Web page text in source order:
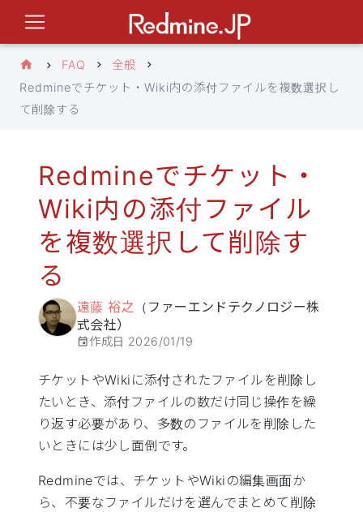
FAQ
全般
Redmineでチケット・Wiki内の添付ファイルを複数選択し
て削除する
Redmineでチケット・
Wiki内の添付ファイル
を複数選択して削除す
る
遠藤 裕之 （ファーエンドテクノロジー株
式会社）
作成日 2026/01/19
チケットやWikiに添付されたファイルを削除し
たいとき、添付ファイルの数だけ同じ操作を繰
り返す必要があり、多数のファイルを削除した
いときには少し面倒です。
Redmineでは、チケットやWikiの編集画面か
ら、不要なファイルだけを選んでまとめて削除